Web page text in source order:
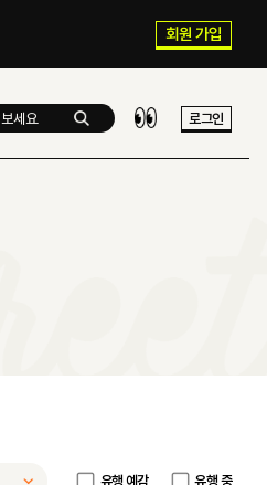
회원 가입
로그인
유행 예감 유행 중